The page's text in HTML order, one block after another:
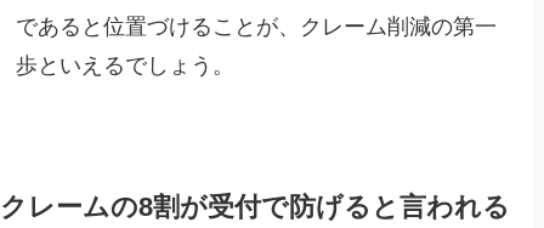
であると位置づけることが、クレーム削減の第一
歩といえるでしょう。
クレームの8割が受付で防げると言われる